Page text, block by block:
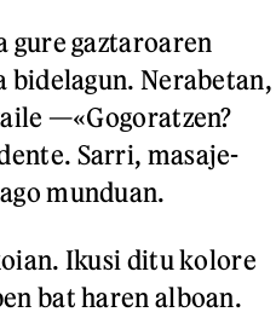
gure gaztaroaren
bidelagun. Nerabetan,
—«Gogoratzen?
Sarri, masaje-
munduan.
Ikusi ditu kolore
bat haren alboan.